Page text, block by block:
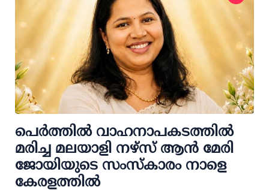
പെർത്തിൽ വാഹനാപകടത്തിൽ
മരിച്ച മലയാളി നഴ്സ് ആൻ മേരി
ജോയിയുടെ സംസ്കാരം നാളെ
കേരളത്തിൽ